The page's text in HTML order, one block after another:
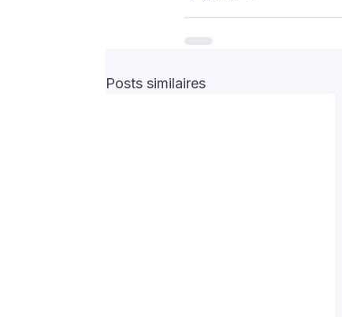
Posts similaires